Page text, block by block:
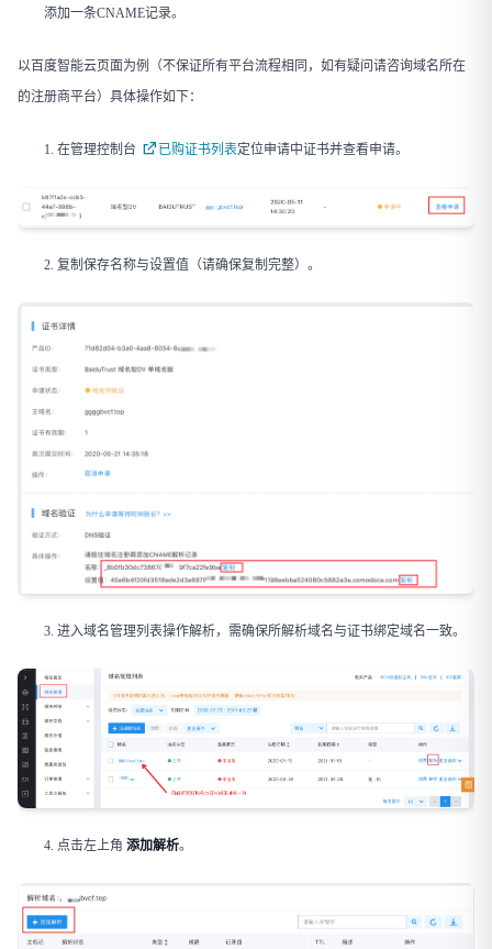
添加一条CNAME记录。
以百度智能云页面为例（不保证所有平台流程相同，如有疑问请咨询域名所在
的注册商平台）具体操作如下：
在管理控制台 已购证书列表定位申请中证书并查看申请。
复制保存名称与设置值（请确保复制完整）。
进入域名管理列表操作解析，需确保所解析域名与证书绑定域名一致。
点击左上角 ​ 添加解析​。